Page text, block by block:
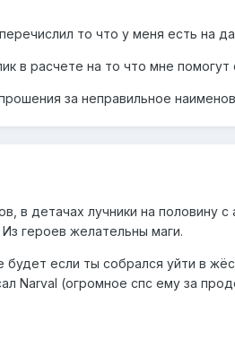
то что у меня есть на
в расчете на то что мне
за неправильное
в детачах лучники на половину
героев желательны маги.
будет если ты собрался уйти в
Narval (огромное спс ему за